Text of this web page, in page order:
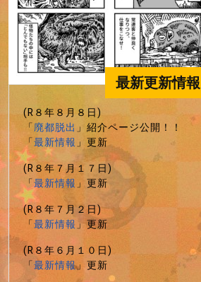
最新更新情報
(R８年８月８日)
「廃都脱出」紹介ページ公開！！
「最新情報」更新
(R８年７月１７日)
「最新情報」更新
(R８年７月２日)
「最新情報」更新
(R８年６月１０日)
「最新情報」更新